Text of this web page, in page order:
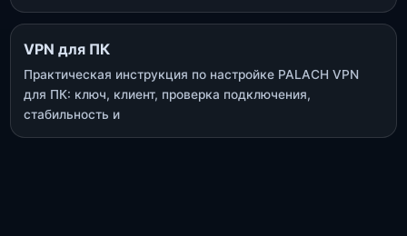
VPN для ПК
Практическая инструкция по настройке PALACH VPN
для ПК: ключ, клиент, проверка подключения,
стабильность и